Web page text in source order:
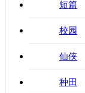
短篇
校园
仙侠
种田